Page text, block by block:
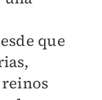
que